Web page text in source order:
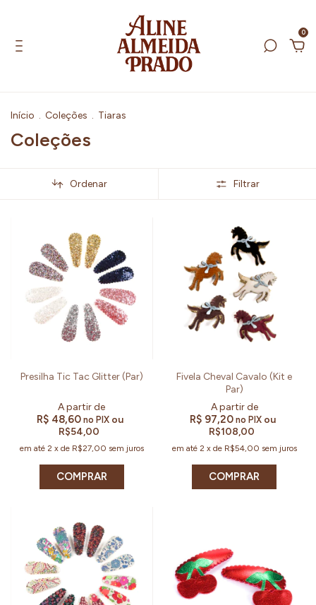
0
Início . Coleções . Tiaras
Coleções
Ordenar Filtrar
Presilha Tic Tac Glitter (Par)
R$ 48,60 no PIX ou
R$54,00
em até 2 x de R$27,00 sem juros
COMPRAR
Fivela Cheval Cavalo (Kit e
Par)
R$ 97,20 no PIX ou
R$108,00
em até 2 x de R$54,00 sem juros
COMPRAR